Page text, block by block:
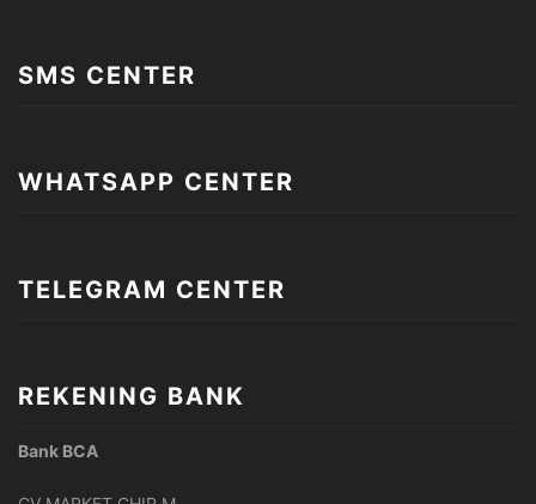
SMS CENTER
WHATSAPP CENTER
TELEGRAM CENTER
REKENING BANK
Bank BCA